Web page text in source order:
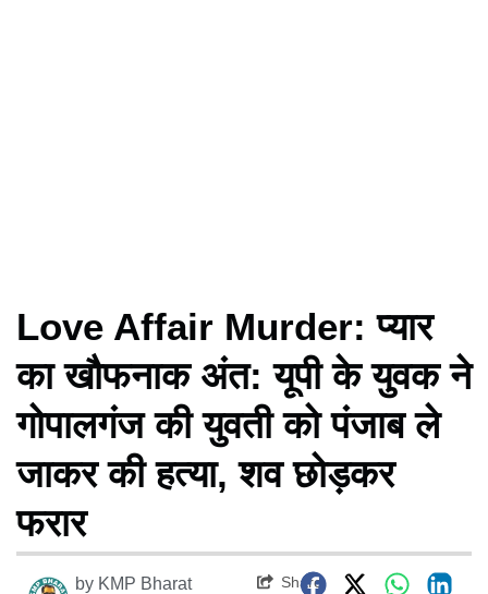
Love Affair Murder: प्यार
का खौफनाक अंत: यूपी के युवक ने
गोपालगंज की युवती को पंजाब ले
जाकर की हत्या, शव छोड़कर
फरार
by KMP Bharat
Share